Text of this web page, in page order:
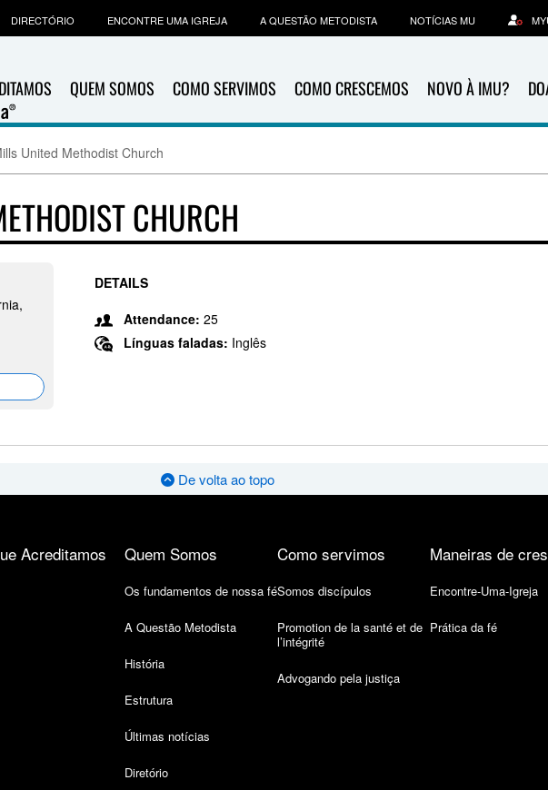
QUEM SOMOS COMO SERVIMOS COMO CRESCEMOS NOVO À IMU?
DIRECTÓRIO ENCONTRE UMA IGREJA A QUESTÃO METODISTA NOTÍCIAS MU
United Methodist Church
CHURCH
DETAILS
Attendance: 25
Línguas faladas: Inglês
De volta ao topo
Acreditamos Quem Somos
Os fundamentos de nossa fé
A Questão Metodista
História
Estrutura
Últimas notícias
Diretório
Como servimos
Somos discípulos
Promotion de la santé et de
l’intégrité
Advogando pela justiça
Maneiras de
Encontre-Uma-Igreja
Prática da fé